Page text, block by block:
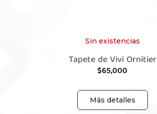
Sin existencias
Tapete de Vivi Ornitier
$65,000
Más detalles